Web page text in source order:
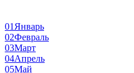
01 Январь
02Февраль
03Март
04Апрель
05Май